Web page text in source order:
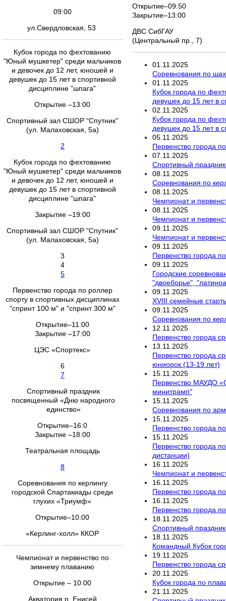
09:00
ул.Свердловская, 53
Кубок города по фехтованию
"Юный мушкетер" среди мальчиков
и девочек до 12 лет, юношей и
девушек до 15 лет в спортивной
дисциплине "шпага"
Открытие –13:00
Спортивный зал СШОР "Спутник"
(ул. Малаховская, 5а)
2
Кубок города по фехтованию
"Юный мушкетер" среди мальчиков
и девочек до 12 лет, юношей и
девушек до 15 лет в спортивной
дисциплине "шпага"
Закрытие –19:00
Спортивный зал СШОР "Спутник"
(ул. Малаховская, 5а)
3
4
5
Первенство города по роллер
спорту в спортивных дисциплинах
"спринт 100 м" и "спринт 300 м"
Открытие–11:00
Закрытие –17:00
ЦЭС «Спортекс»
6
7
Спортивный праздник
посвященный «Дню народного
единство»
Открытие–16:0
Закрытие –18:00
Театральная площадь
8
Соревнования по керлингу
городской Спартакиады среди
глухих «Триумф»
Открытие–10:00
«Керлинг-холл» ККОР
Чемпионат и первенство по
зимнему плаванию
Открытие – 10:00
Акватория р. Енисей
Открытие–09:50
Закрытие–13:00
ДВС СибГАУ
(Центральный пр., 7)
01 11 2025
Соревнования по
01 11 2025
Кубок города по
девушек до 15 лет в
02 11 2025
Кубок города по
девушек до 15 лет в
05 11 2025
Первенство города
07 11 2025
Спортивный
08 11 2025
Соревнования по
08 11 2025
Чемпионат и
08 11 2025
Чемпионат и
09 11 2025
Чемпионат и
09 11 2025
Первенство города
09 11 2025
Городские
"двоеборье",
09 11 2025
XVIII семейные
09 11 2025
Соревнования по
12 11 2025
Первенство города
13 11 2025
Первенство города
юниорок (13-19 лет)
15 11 2025
Первенство МАУДО
минитрамп"
15 11 2025
Соревнования по
15 11 2025
Первенство города
15 11 2025
Первенство города
дистанции)
16 11 2025
Чемпионат и
16 11 2025
Первенство города
16 11 2025
Первенство города
18 11 2025
Спортивный
18 11 2025
Командный Кубок
19 11 2025
Первенство города
20 11 2025
Кубок города по
21 11 2025